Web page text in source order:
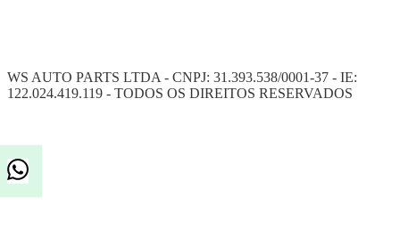
WS AUTO PARTS LTDA - CNPJ: 31.393.538/0001-37 - IE:
122.024.419.119 - TODOS OS DIREITOS RESERVADOS